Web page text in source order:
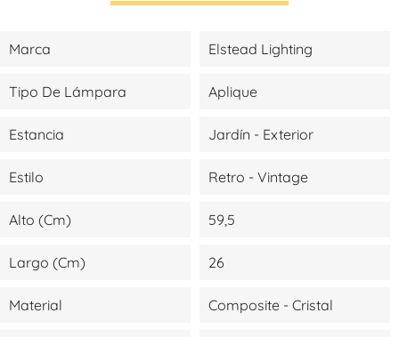
Marca Elstead Lighting
Tipo De Lámpara Aplique
Estancia Jardín - Exterior
Estilo Retro - Vintage
Alto (cm) 59,5
Largo (cm) 26
Material Composite - Cristal